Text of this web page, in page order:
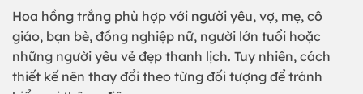
Hoa hồng trắng phù hợp với người yêu, vợ, mẹ, cô
giáo, bạn bè, đồng nghiệp nữ, người lớn tuổi hoặc
những người yêu vẻ đẹp thanh lịch. Tuy nhiên, cách
thiết kế nên thay đổi theo từng đối tượng để tránh